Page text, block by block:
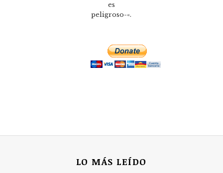
es
peligroso-«.
LO MÁS LEÍDO